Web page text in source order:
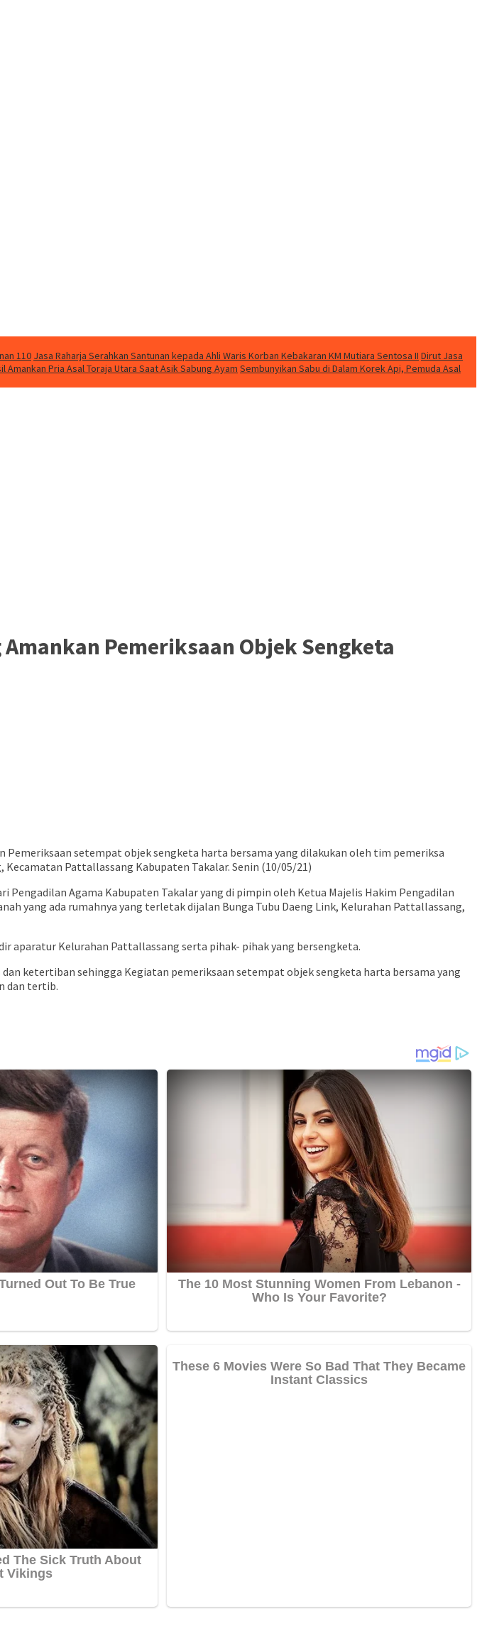
110 Jasa Raharja Serahkan Santunan kepada Ahli Waris Korban Kebakaran KM Mutiara Sentosa II Dirut Jasa
Amankan Pria Asal Toraja Utara Saat Asik Sabung Ayam Sembunyikan Sabu di Dalam Korek Api, Pemuda Asal
Pemeriksaan Objek Sengketa
setempat objek sengketa harta bersama yang dilakukan oleh tim pemeriksa
Pattallassang Kabupaten Takalar. Senin (10/05/21)
Agama Kabupaten Takalar yang di pimpin oleh Ketua Majelis Hakim Pengadilan
yang ada rumahnya yang terletak dijalan Bunga Tubu Daeng Link, Kelurahan Pattallassang,
aparatur Kelurahan Pattallassang serta pihak- pihak yang bersengketa.
ketertiban sehingga Kegiatan pemeriksaan setempat objek sengketa harta bersama yang
dan tertib.